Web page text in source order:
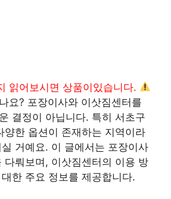
읽어보시면 상품이있습니다.
요? 포장이사와 이삿짐센터를
결정이 아닙니다. 특히 서초구
양한 옵션이 존재하는 지역이라
거예요. 이 글에서는 포장이사
다뤄보며, 이삿짐센터의 이용 방
한 주요 정보를 제공합니다.